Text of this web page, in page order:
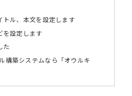
トル、本文を設定します
を設定します
た
構築システムなら「オウルキ